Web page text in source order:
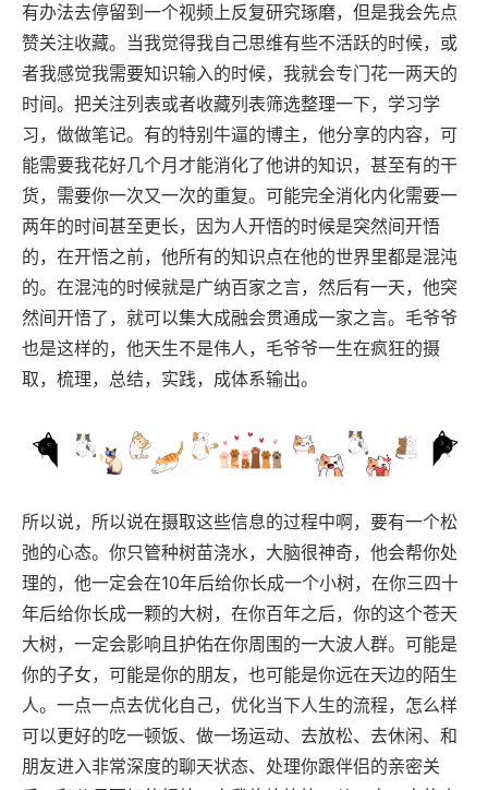
有办法去停留到一个视频上反复研究琢磨，但是我会先点
赞关注收藏。当我觉得我自己思维有些不活跃的时候，或
者我感觉我需要知识输入的时候，我就会专门花一两天的
时间。把关注列表或者收藏列表筛选整理一下，学习学
习，做做笔记。有的特别牛逼的博主，他分享的内容，可
能需要我花好几个月才能消化了他讲的知识，甚至有的干
货，需要你一次又一次的重复。可能完全消化内化需要一
两年的时间甚至更长，因为人开悟的时候是突然间开悟
的，在开悟之前，他所有的知识点在他的世界里都是混沌
的。在混沌的时候就是广纳百家之言，然后有一天，他突
然间开悟了，就可以集大成融会贯通成一家之言。毛爷爷
也是这样的，他天生不是伟人，毛爷爷一生在疯狂的摄
取，梳理，总结，实践，成体系输出。
所以说，所以说在摄取这些信息的过程中啊，要有一个松
弛的心态。你只管种树苗浇水，大脑很神奇，他会帮你处
理的，他一定会在10年后给你长成一个小树，在你三四十
年后给你长成一颗的大树，在你百年之后，你的这个苍天
大树，一定会影响且护佑在你周围的一大波人群。可能是
你的子女，可能是你的朋友，也可能是你远在天边的陌生
人。一点一点去优化自己，优化当下人生的流程，怎么样
可以更好的吃一顿饭、做一场运动、去放松、去休闲、和
朋友进入非常深度的聊天状态、处理你跟伴侣的亲密关